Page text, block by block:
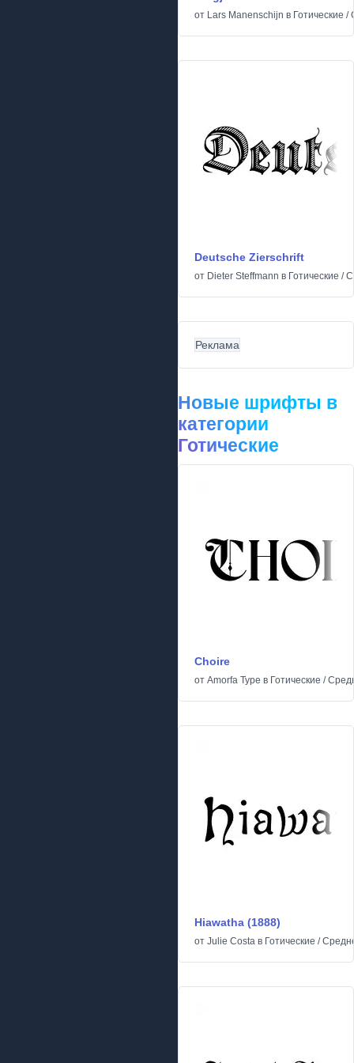
от Lars Manenschijn в Готические /
Deutsche Zierschrift
от Dieter Steffmann в Готические /
Реклама
Новые шрифты в
категории
Готические
Choire
от Amorfa Type в Готические /
Hiawatha (1888)
от Julie Costa в Готические /